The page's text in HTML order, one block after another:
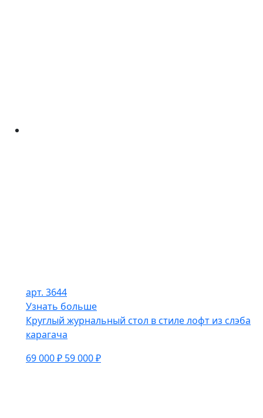
арт. 3644
Узнать больше
Круглый журнальный стол в стиле лофт из слэба
карагача
69 000 ₽ 59 000 ₽